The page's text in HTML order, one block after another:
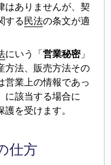
はありませんが、契
する民法の条文が適
にいう「営業秘密」
方法、販売方法その
営業上の情報であっ
に該当する場合に
を受けます。
仕方